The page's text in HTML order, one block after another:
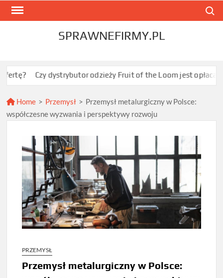
Skip
SPRAWNEFIRMY.PL
dystrybutor odzieży Fruit of the Loom jest opłacalny dla JDG
Home > Przemysł > Przemysł metalurgiczny w Polsce:
współczesne wyzwania i perspektywy rozwoju
PRZEMYSŁ
Przemysł metalurgiczny w Polsce: